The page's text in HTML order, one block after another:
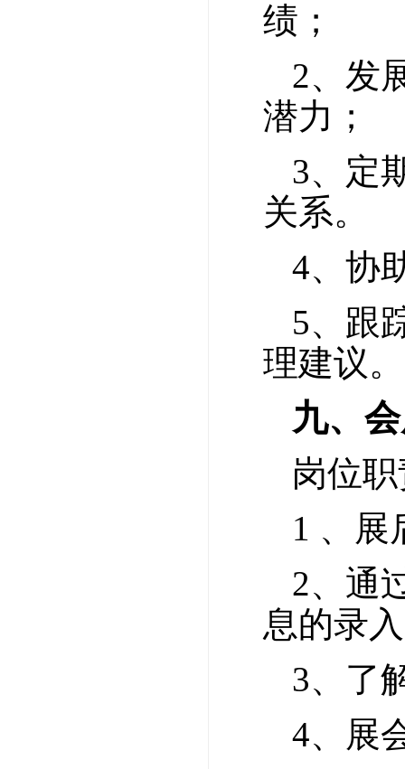
绩；
2、发
潜力；
3、定
关系。
4、协
5、跟
理建议。
九、
岗位
1 、展
2、通
息的录
3、了
4、展